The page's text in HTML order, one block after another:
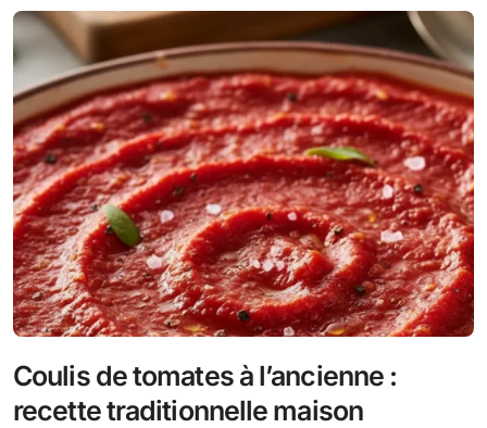
Coulis de tomates à l’ancienne :
recette traditionnelle maison